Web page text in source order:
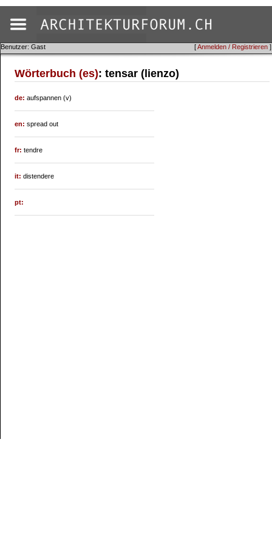
[Anmelden / Registrieren ]
Benutzer: Gast
Wörterbuch (es): tensar (lienzo)
de:aufspannen (v)
en:spread out
fr:tendre
it:distendere
pt: